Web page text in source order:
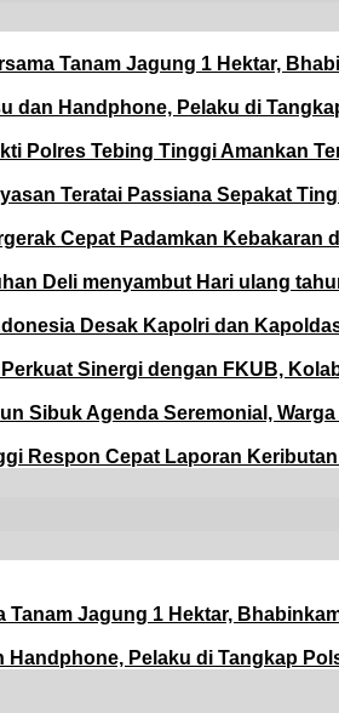
Tanam Jagung 1 Hektar,
dan Handphone, Pelaku di
Polres Tebing Tinggi Amankan
Teratai Passiana Sepakat
Cepat Padamkan Kebakaran
Deli menyambut Hari ulang
Desak Kapolri dan
Sinergi dengan FKUB,
Sibuk Agenda Seremonial,
Respon Cepat Laporan
Tanam Jagung 1 Hektar,
Handphone, Pelaku di Tangkap